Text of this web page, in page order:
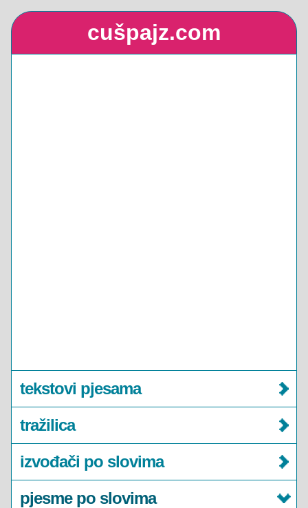
cušpajz.com
tekstovi pjesama
tražilica
izvođači po slovima
pjesme po slovima